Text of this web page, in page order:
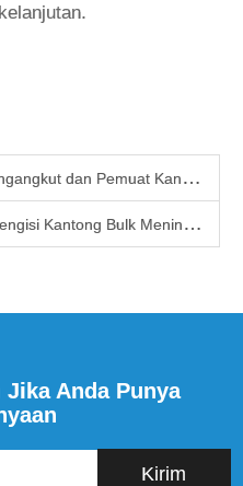
dan Pemuat Kantong Bulk Kualitas Berat
Meningkatkan Efisiensi dalam Penanganan Material
Anda Punya
Kirim